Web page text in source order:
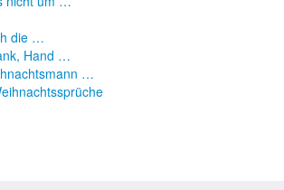
die …
Hand …
…